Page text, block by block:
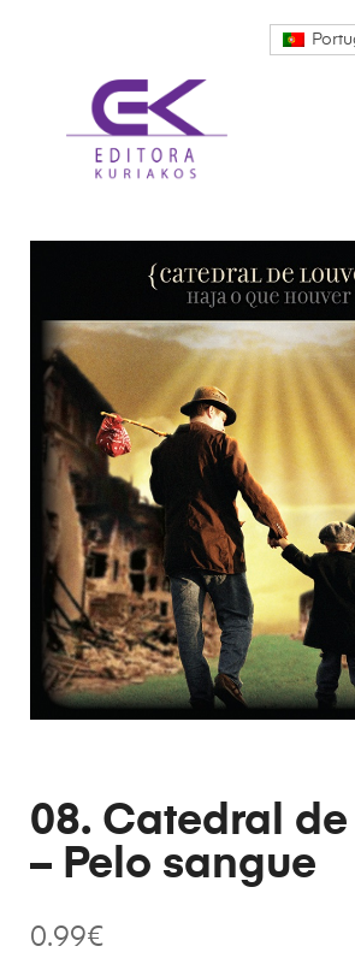
08. Catedral
– Pelo sangue
0.99€